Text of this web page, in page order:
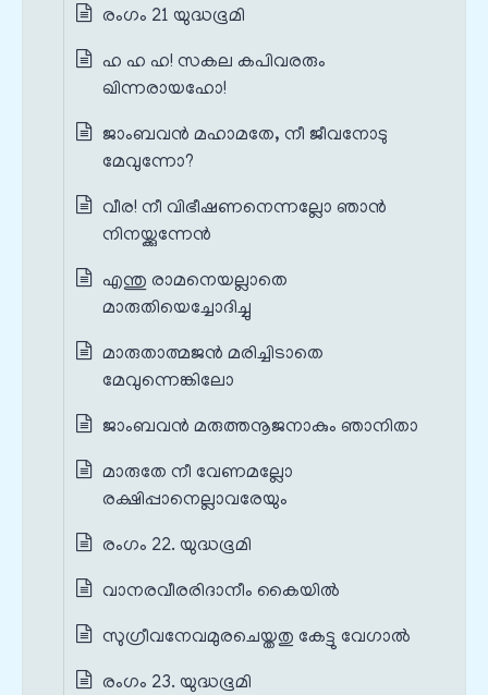
രംഗം 21 യുദ്ധഭൂമി
ഹ ഹ ഹ! സകല കപിവരരും
ഖിന്നരായഹോ!
ജാംബവൻ മഹാമതേ, നീ ജീവനോടു
മേവുന്നോ?
വീര! നീ വിഭീഷണനെന്നല്ലോ ഞാൻ
നിനയ്ക്കുന്നേൻ
എന്തു രാമനെയല്ലാതെ
മാരുതിയെച്ചോദിച്ചു
മാരുതാത്മജൻ മരിച്ചിടാതെ
മേവുന്നെങ്കിലോ
ജാംബവൻ മരുത്തനൂജനാകും ഞാനിതാ
മാരുതേ നീ വേണമല്ലോ
രക്ഷിപ്പാനെല്ലാവരേയും
രംഗം 22. യുദ്ധഭൂമി
വാനരവീരരിദാനീം കൈയിൽ
സുഗ്രീവനേവമുരചെയ്തതു കേട്ടു വേഗാൽ
രംഗം 23. യുദ്ധഭൂമി